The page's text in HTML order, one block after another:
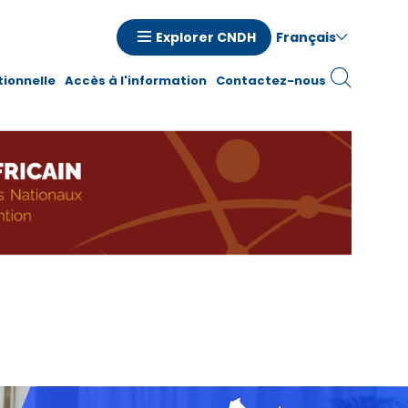
Explorer CNDH Français
Accès à l'information Contactez-nous